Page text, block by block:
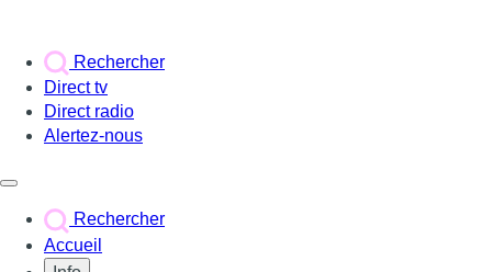
Rechercher
Direct tv
Direct radio
Alertez-nous
Rechercher
Accueil